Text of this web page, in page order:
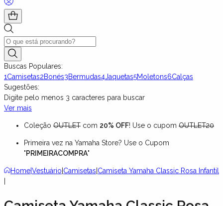
Buscas Populares:
1Camisetas2Bonés3Bermudas4Jaquetas5Moletons6Calças
Sugestões:
Digite pelo menos 3 caracteres para buscar
Ver mais
Coleção OUTLET com 20% OFF! Use o cupom OUTLET20
Primeira vez na Yamaha Store? Use o Cupom
"PRIMEIRACOMPRA"
HomeVestuário Camisetas Camiseta Yamaha Classic Rosa Infantil